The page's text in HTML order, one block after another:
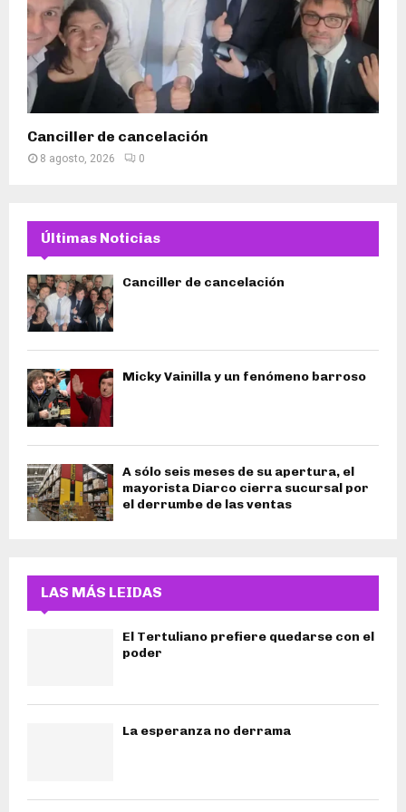
Canciller de cancelación
8 agosto, 2026 0
Últimas Noticias
Canciller de cancelación
Micky Vainilla y un fenómeno barroso
A sólo seis meses de su apertura, el
mayorista Diarco cierra sucursal por
el derrumbe de las ventas
LAS MÁS LEIDAS
El Tertuliano prefiere quedarse con el
poder
La esperanza no derrama